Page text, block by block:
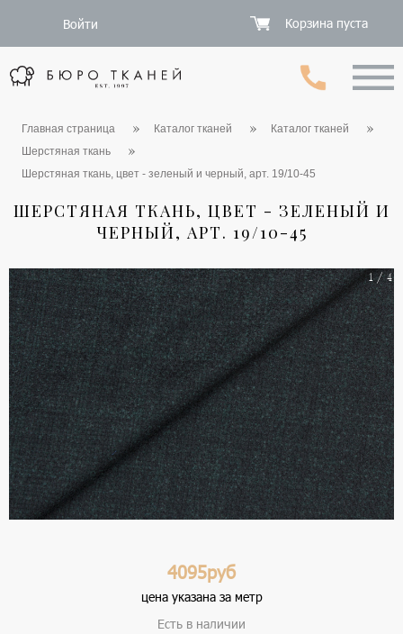
Войти Корзина пуста
Главная страница Каталог тканей
Каталог тканей
Шерстяная ткань
Шерстяная ткань, цвет - зеленый и черный, арт. 19/10-45
ШЕРСТЯНАЯ ТКАНЬ, ЦВЕТ - ЗЕЛЕНЫЙ И
ЧЕРНЫЙ, АРТ. 19/10-45
1 / 4
4095руб
цена указана за метр
Есть в наличии